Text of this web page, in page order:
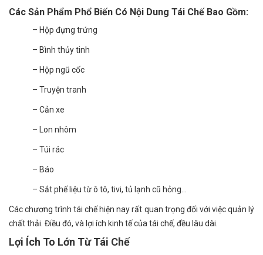
Các Sản Phẩm Phổ Biến Có Nội Dung Tái Chế Bao Gồm:
– Hộp đựng trứng
– Bình thủy tinh
– Hộp ngũ cốc
– Truyện tranh
– Cản xe
– Lon nhôm
– Túi rác
– Báo
– Sắt phế liệu từ ô tô, tivi, tủ lạnh cũ hỏng…
Các chương trình tái chế hiện nay rất quan trọng đối với việc quản lý
chất thải. Điều đó, và lợi ích kinh tế của tái chế, đều lâu dài.
Lợi Ích To Lớn Từ Tái Chế